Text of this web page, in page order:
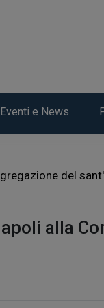
Eventi e News
del
alla